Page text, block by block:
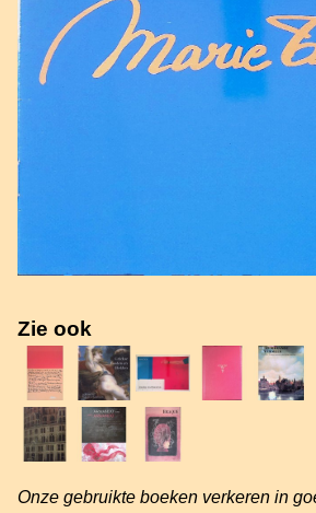
Zie ook
Onze gebruikte boeken verkeren in